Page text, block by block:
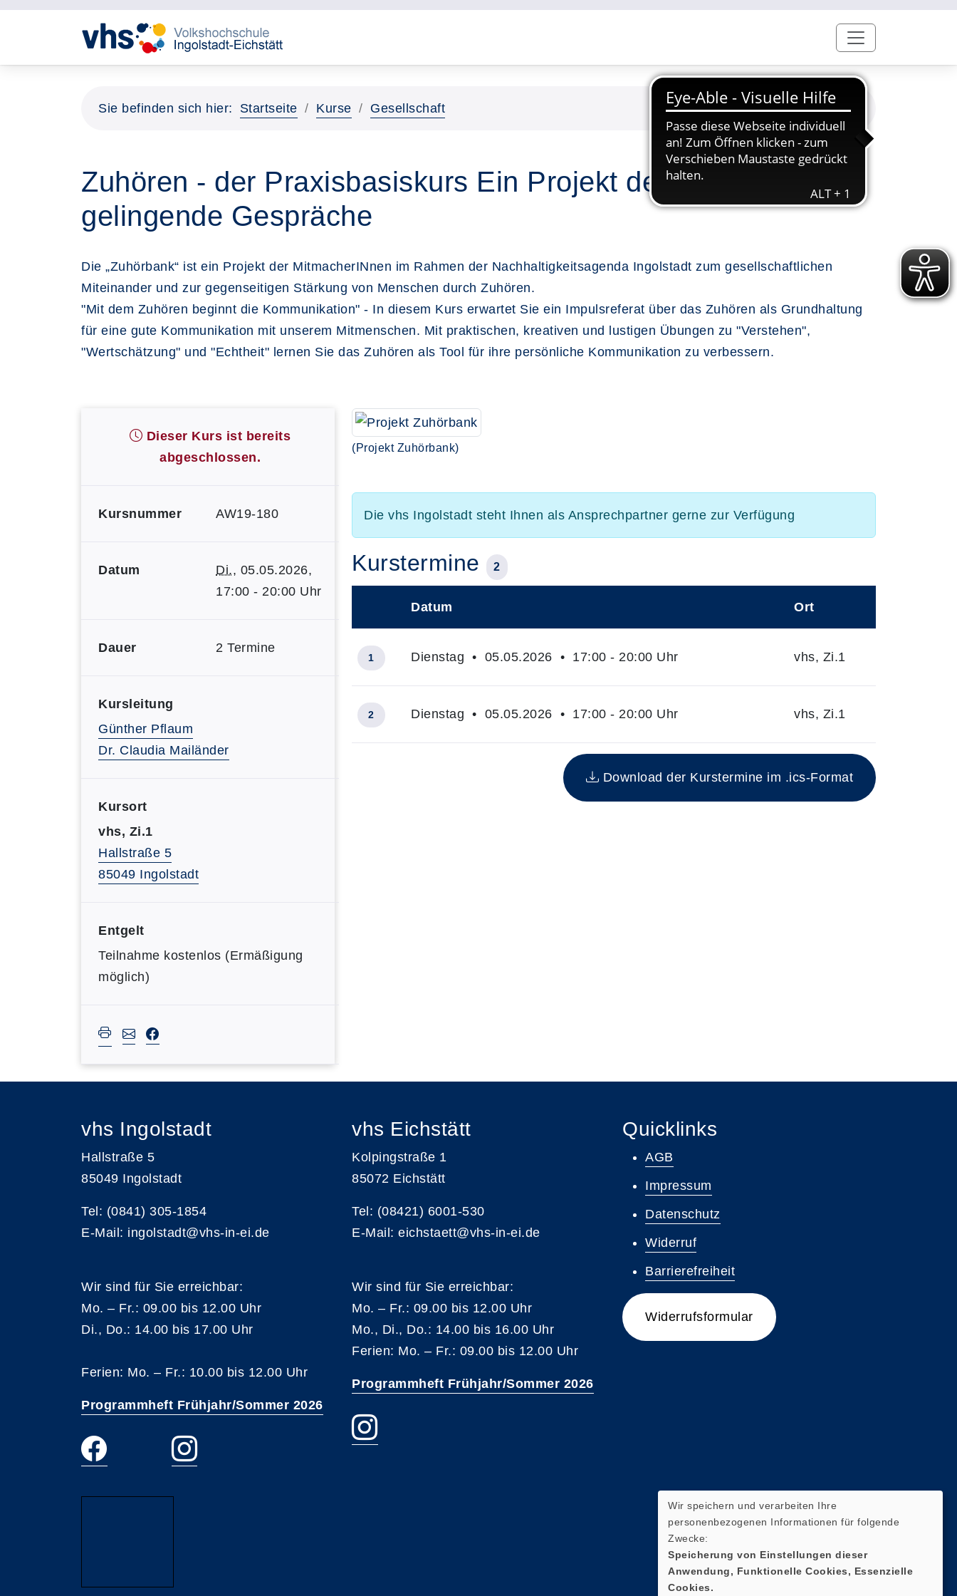
Sie befinden sich hier: Startseite Kurse Gesellschaft
Zuhören - der Praxisbasiskurs Ein Projekt der Zuhörbank für
gelingende Gespräche
Die „Zuhörbank“ ist ein Projekt der MitmacherINnen im Rahmen der Nachhaltigkeitsagenda Ingolstadt zum gesellschaftlichen
Miteinander und zur gegenseitigen Stärkung von Menschen durch Zuhören.
"Mit dem Zuhören beginnt die Kommunikation" - In diesem Kurs erwartet Sie ein Impulsreferat über das Zuhören als Grundhaltung
für eine gute Kommunikation mit unserem Mitmenschen. Mit praktischen, kreativen und lustigen Übungen zu "Verstehen",
"Wertschätzung" und "Echtheit" lernen Sie das Zuhören als Tool für ihre persönliche Kommunikation zu verbessern.
Dieser Kurs ist bereits
abgeschlossen.
Kursnummer AW19-180
Datum Di., 05.05.2026,
17:00 - 20:00 Uhr
Dauer 2 Termine
Kursleitung
Günther Pflaum
Dr. Claudia Mailänder
Kursort
vhs, Zi.1
Hallstraße 5
85049 Ingolstadt
Entgelt
Teilnahme kostenlos (Ermäßigung
möglich)
(Projekt Zuhörbank)
Die vhs Ingolstadt steht Ihnen als Ansprechpartner gerne zur Verfügung
Kurstermine 2
Insgesamt gibt es 2 Termine zum diesen Kurs
Datum Ort
1 Dienstag • 05.05.2026 • 17:00 - 20:00 Uhr vhs, Zi.1
2 Dienstag • 05.05.2026 • 17:00 - 20:00 Uhr vhs, Zi.1
Download der Kurstermine im .ics-Format
vhs Ingolstadt
Hallstraße 5
85049 Ingolstadt
Tel: (0841) 305-1854
E-Mail: ingolstadt@vhs-in-ei.de
Wir sind für Sie erreichbar:
Mo. – Fr.: 09.00 bis 12.00 Uhr
Di., Do.: 14.00 bis 17.00 Uhr
Ferien: Mo. – Fr.: 10.00 bis 12.00 Uhr
Programmheft Frühjahr/Sommer 2026
vhs Eichstätt
Kolpingstraße 1
85072 Eichstätt
Tel: (08421) 6001-530
E-Mail: eichstaett@vhs-in-ei.de
Wir sind für Sie erreichbar:
Mo. – Fr.: 09.00 bis 12.00 Uhr
Mo., Di., Do.: 14.00 bis 16.00 Uhr
Ferien: Mo. – Fr.: 09.00 bis 12.00 Uhr
Programmheft Frühjahr/Sommer 2026
Quicklinks
AGB
Impressum
Datenschutz
Widerruf
Barrierefreiheit
Widerrufsformular
Wir speichern und verarbeiten Ihre
personenbezogenen Informationen für folgende
Zwecke:
Speicherung von Einstellungen dieser
Anwendung, Funktionelle Cookies, Essenzielle
Cookies.